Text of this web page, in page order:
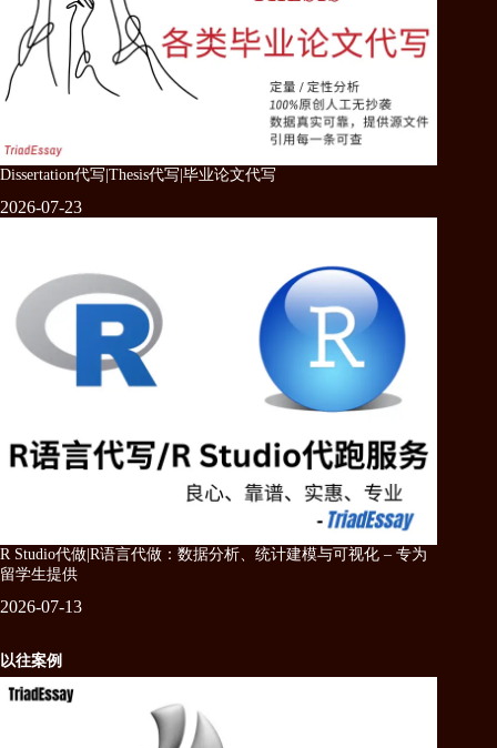
Dissertation代写|Thesis代写|毕业论文代写
2026-07-23
R Studio代做|R语言代做：数据分析、统计建模与可视化 – 专为
留学生提供
2026-07-13
以往案例